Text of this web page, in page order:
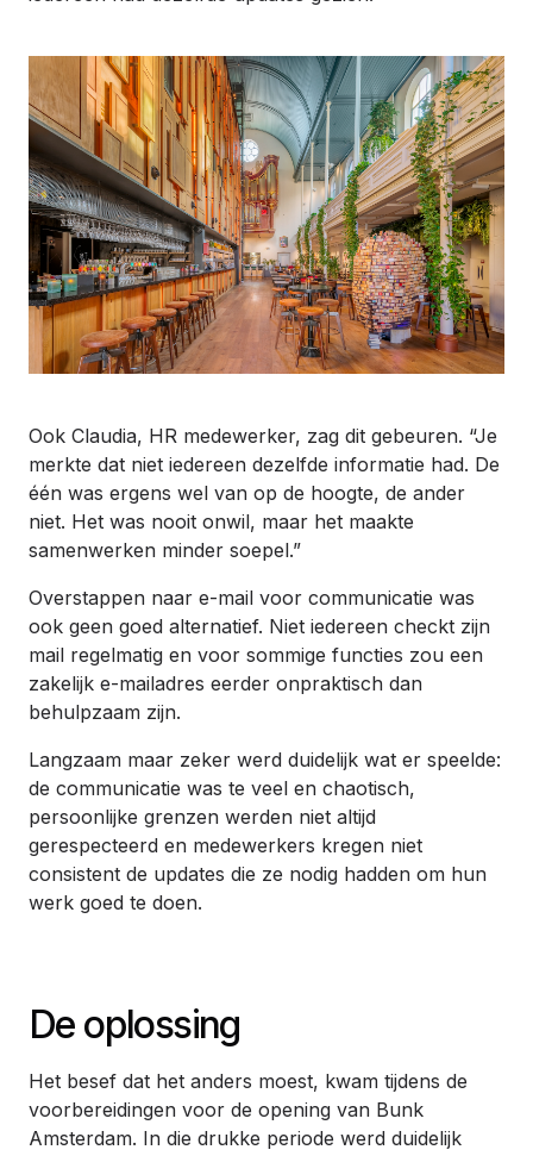
Ook Claudia, HR medewerker, zag dit gebeuren. “Je
merkte dat niet iedereen dezelfde informatie had. De
één was ergens wel van op de hoogte, de ander
niet. Het was nooit onwil, maar het maakte
samenwerken minder soepel.”
Overstappen naar e-mail voor communicatie was
ook geen goed alternatief. Niet iedereen checkt zijn
mail regelmatig en voor sommige functies zou een
zakelijk e-mailadres eerder onpraktisch dan
behulpzaam zijn.
Langzaam maar zeker werd duidelijk wat er speelde:
de communicatie was te veel en chaotisch,
persoonlijke grenzen werden niet altijd
gerespecteerd en medewerkers kregen niet
consistent de updates die ze nodig hadden om hun
werk goed te doen.
De oplossing
Het besef dat het anders moest, kwam tijdens de
voorbereidingen voor de opening van Bunk
Amsterdam. In die drukke periode werd duidelijk